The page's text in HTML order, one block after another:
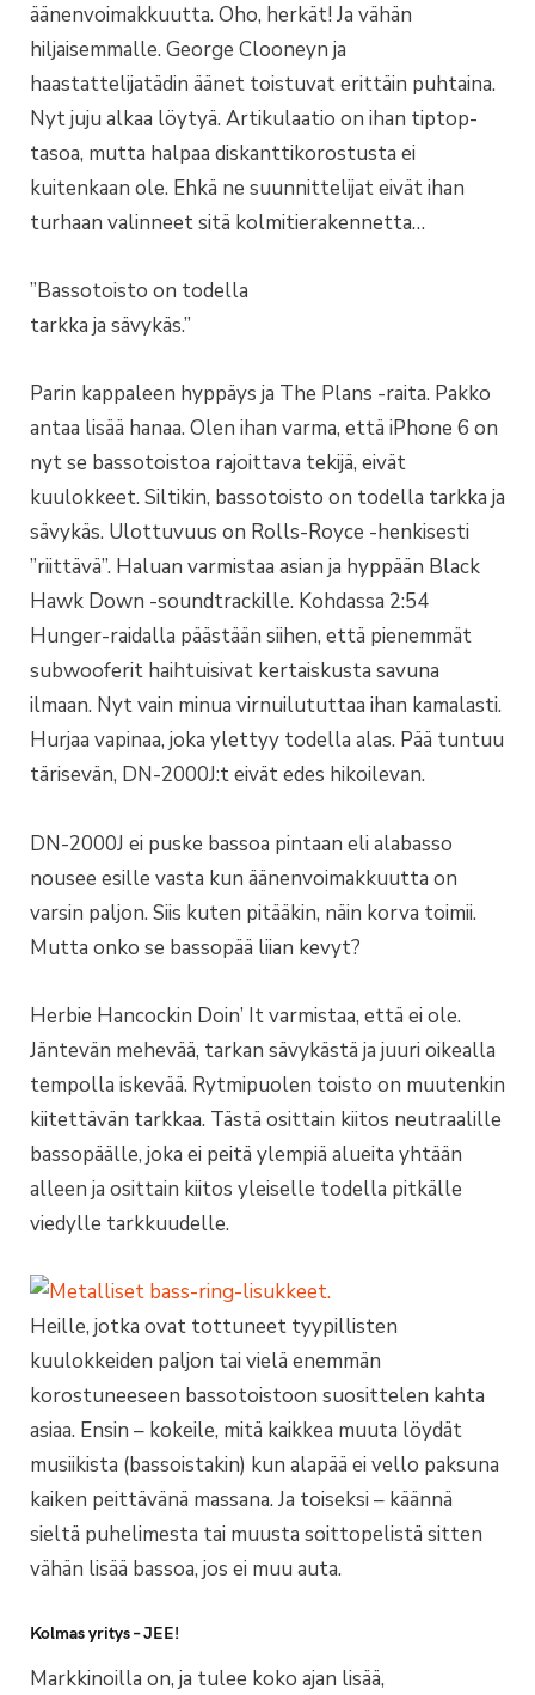
äänenvoimakkuutta. Oho, herkät! Ja vähän
hiljaisemmalle. George Clooneyn ja
haastattelijatädin äänet toistuvat erittäin puhtaina.
Nyt juju alkaa löytyä. Artikulaatio on ihan tiptop-
tasoa, mutta halpaa diskanttikorostusta ei
kuitenkaan ole. Ehkä ne suunnittelijat eivät ihan
turhaan valinneet sitä kolmitierakennetta…
”Bassotoisto on todella
tarkka ja sävykäs.”
Parin kappaleen hyppäys ja The Plans -raita. Pakko
antaa lisää hanaa. Olen ihan varma, että iPhone 6 on
nyt se bassotoistoa rajoittava tekijä, eivät
kuulokkeet. Siltikin, bassotoisto on todella tarkka ja
sävykäs. Ulottuvuus on Rolls-Royce -henkisesti
”riittävä”. Haluan varmistaa asian ja hyppään Black
Hawk Down -soundtrackille. Kohdassa 2:54
Hunger-raidalla päästään siihen, että pienemmät
subwooferit haihtuisivat kertaiskusta savuna
ilmaan. Nyt vain minua virnuilututtaa ihan kamalasti.
Hurjaa vapinaa, joka ylettyy todella alas. Pää tuntuu
tärisevän, DN-2000J:t eivät edes hikoilevan.
DN-2000J ei puske bassoa pintaan eli alabasso
nousee esille vasta kun äänenvoimakkuutta on
varsin paljon. Siis kuten pitääkin, näin korva toimii.
Mutta onko se bassopää liian kevyt?
Herbie Hancockin Doin’ It varmistaa, että ei ole.
Jäntevän mehevää, tarkan sävykästä ja juuri oikealla
tempolla iskevää. Rytmipuolen toisto on muutenkin
kiitettävän tarkkaa. Tästä osittain kiitos neutraalille
bassopäälle, joka ei peitä ylempiä alueita yhtään
alleen ja osittain kiitos yleiselle todella pitkälle
viedylle tarkkuudelle.
Heille, jotka ovat tottuneet tyypillisten
kuulokkeiden paljon tai vielä enemmän
korostuneeseen bassotoistoon suosittelen kahta
asiaa. Ensin – kokeile, mitä kaikkea muuta löydät
musiikista (bassoistakin) kun alapää ei vello paksuna
kaiken peittävänä massana. Ja toiseksi – käännä
sieltä puhelimesta tai muusta soittopelistä sitten
vähän lisää bassoa, jos ei muu auta.
Kolmas yritys – JEE!
Markkinoilla on, ja tulee koko ajan lisää,